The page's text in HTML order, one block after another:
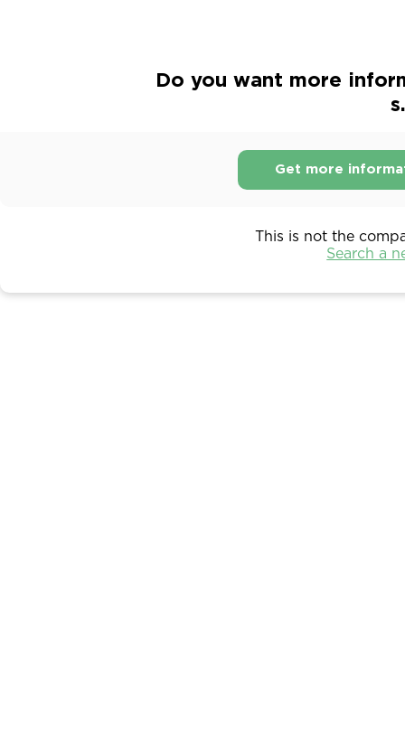
Do you want more
Get more
This is not the
Search a